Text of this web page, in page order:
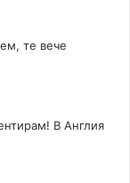
те вече
В Англия